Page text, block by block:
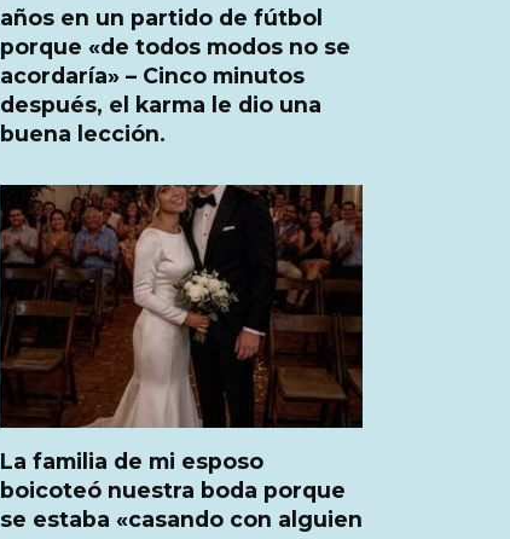
años en un partido de fútbol
porque «de todos modos no se
acordaría» – Cinco minutos
después, el karma le dio una
buena lección.
La familia de mi esposo
boicoteó nuestra boda porque
se estaba «casando con alguien